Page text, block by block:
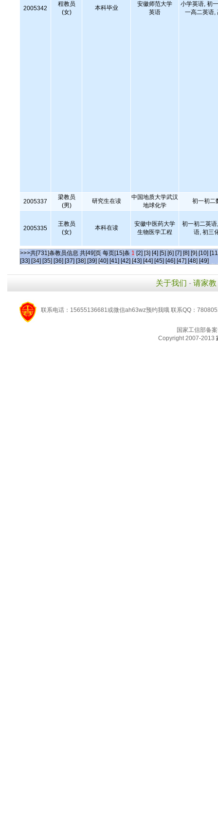
2005342
程教员
(女)
本科毕业
安徽师范大学
英语
小学英语, 初
一高二英语,
2005337
梁教员
(男)
研究生在读
中国地质大学武汉
地球化学
初一初二
2005335
王教员
(女)
本科在读
安徽中医药大学
生物医学工程
初一初二英
语, 初三
>>>共[731]条教员信息 共[49]页 每页[15]条 1 [2] [3] [4] [5] [6] [7] [8] [9] [10]
[33] [34] [35] [36] [37] [38] [39] [40] [41] [42] [43] [44] [45] [46] [47] [48] [49]
关于我们 - 请家教
联系电话：15655136681或微信ah63wz预约我哦 联系QQ：
国家工信部备
Copyright 2007-2013